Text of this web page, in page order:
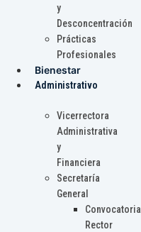
y
Desconcentración
Prácticas
Profesionales
Bienestar
Administrativo
Vicerrectora
Administrativa
y
Financiera
Secretaría
General
Convocatoria
Rector